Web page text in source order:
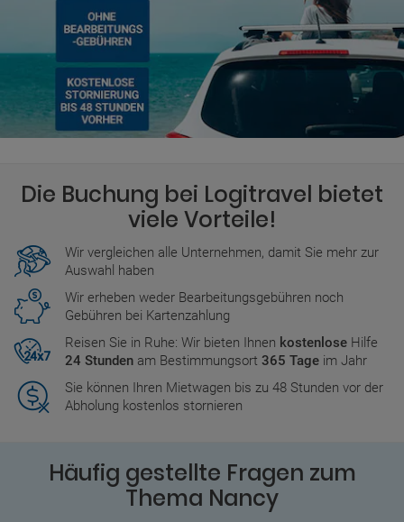
Die Buchung bei Logitravel bietet
viele Vorteile!
Wir vergleichen alle Unternehmen, damit Sie mehr zur
Auswahl haben
Wir erheben weder Bearbeitungsgebühren noch
Gebühren bei Kartenzahlung
Reisen Sie in Ruhe: Wir bieten Ihnen kostenlose Hilfe
24 Stunden am Bestimmungsort 365 Tage im Jahr
Sie können Ihren Mietwagen bis zu 48 Stunden vor der
Abholung kostenlos stornieren
Häufig gestellte Fragen zum
Thema Nancy